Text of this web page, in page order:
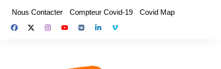
contenu
Nous Contacter Compteur Covid-19 Covid Map